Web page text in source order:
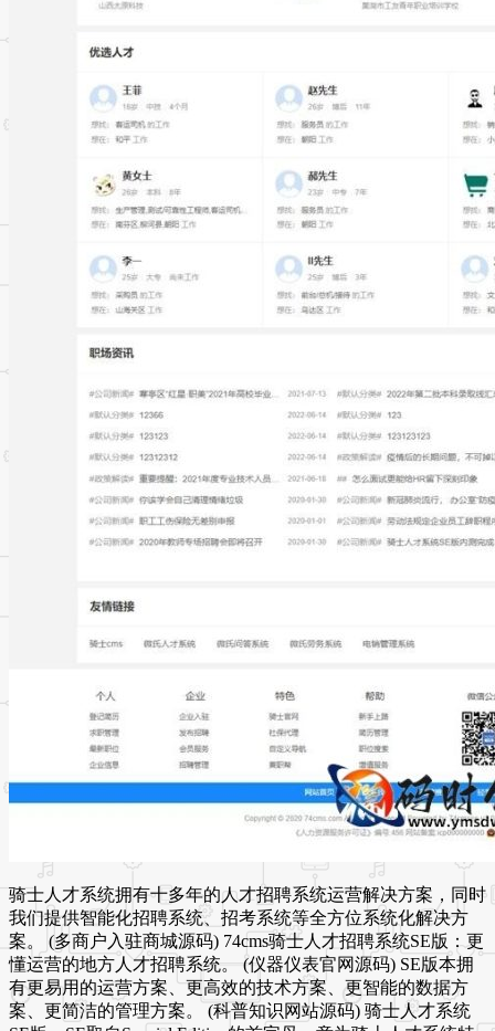
骑士人才系统拥有十多年的人才招聘系统运营解决方案，同时
我们提供智能化招聘系统、招考系统等全方位系统化解决方
案。 (多商户入驻商城源码) 74cms骑士人才招聘系统SE版：更
懂运营的地方人才招聘系统。 (仪器仪表官网源码) SE版本拥
有更易用的运营方案、更高效的技术方案、更智能的数据方
案、更简洁的管理方案。 (科普知识网站源码) 骑士人才系统